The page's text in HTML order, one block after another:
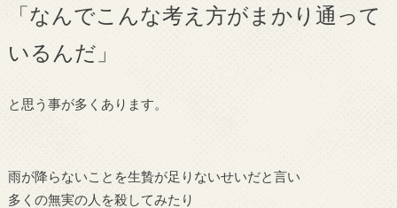
「なんでこんな考え方がまかり通って
いるんだ」
と思う事が多くあります。
雨が降らないことを生贄が足りないせいだと言い
多くの無実の人を殺してみたり